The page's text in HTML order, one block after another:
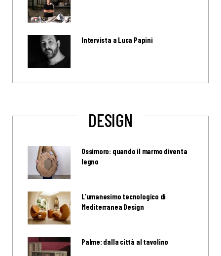
Intervista a Luca Papini
DESIGN
Ossimoro: quando il marmo diventa
legno
L’umanesimo tecnologico di
Mediterranea Design
Palme: dalla città al tavolino